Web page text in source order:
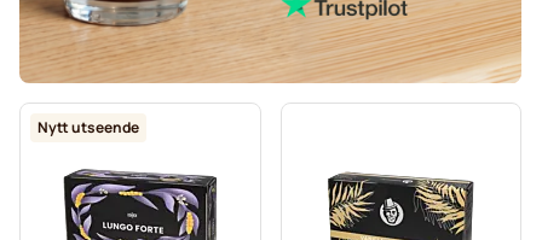
Nytt utseende